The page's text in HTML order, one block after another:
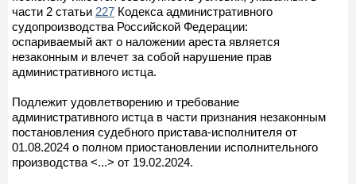
части 2 статьи 227 Кодекса административного
судопроизводства Российской Федерации:
оспариваемый акт о наложении ареста является
незаконным и влечет за собой нарушение прав
административного истца.
Подлежит удовлетворению и требование
административного истца в части признания незаконным
постановления судебного пристава-исполнителя от
01.08.2024 о полном приостановлении исполнительного
производства <...> от 19.02.2024.